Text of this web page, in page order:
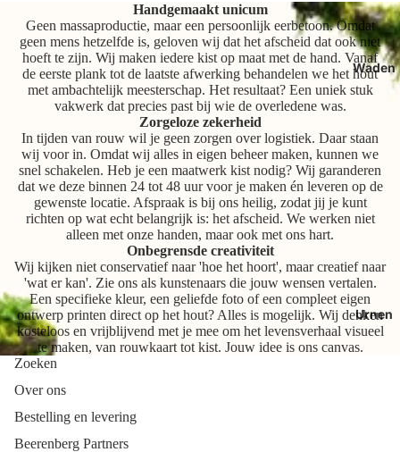
Waden
Urnen
Handgemaakt unicum
Geen massaproductie, maar een persoonlijk eerbetoon. Omdat
geen mens hetzelfde is, geloven wij dat het afscheid dat ook niet
hoeft te zijn. Wij maken iedere kist op maat met de hand. Vanaf
de eerste plank tot de laatste afwerking behandelen we het hout
met ambachtelijk meesterschap. Het resultaat? Een uniek stuk
vakwerk dat precies past bij wie de overledene was.
Zorgeloze zekerheid
In tijden van rouw wil je geen zorgen over logistiek. Daar staan
wij voor in. Omdat wij alles in eigen beheer maken, kunnen we
snel schakelen. Heb je een maatwerk kist nodig? Wij garanderen
dat we deze binnen 24 tot 48 uur voor je maken én leveren op de
gewenste locatie. Afspraak is bij ons heilig, zodat jij je kunt
richten op wat echt belangrijk is: het afscheid. We werken niet
alleen met onze handen, maar ook met ons hart.
Onbegrensde creativiteit
Wij kijken niet conservatief naar 'hoe het hoort', maar creatief naar
'wat er kan'. Zie ons als kunstenaars die jouw wensen vertalen.
Een specifieke kleur, een geliefde foto of een compleet eigen
ontwerp printen direct op het hout? Alles is mogelijk. Wij denken
kosteloos en vrijblijvend met je mee om het levensverhaal visueel
te maken, van rouwkaart tot kist. Jouw idee is ons canvas.
Zoeken
Over ons
Bestelling en levering
Beerenberg Partners